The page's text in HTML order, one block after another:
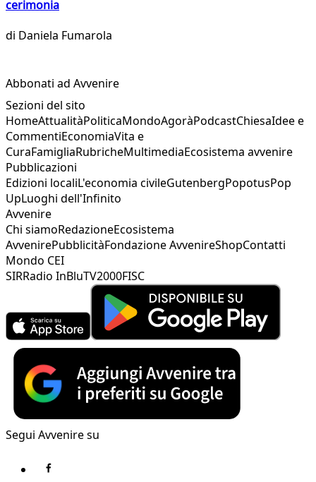
cerimonia
di Daniela Fumarola
Abbonati ad Avvenire
Sezioni del sito
HomeAttualitàPoliticaMondoAgoràPodcastChiesaIdee e
CommentiEconomiaVita e
CuraFamigliaRubricheMultimediaEcosistema avvenire
Pubblicazioni
Edizioni localiL'economia civileGutenbergPopotusPop
UpLuoghi dell'Infinito
Avvenire
Chi siamoRedazioneEcosistema
AvvenirePubblicitàFondazione AvvenireShopContatti
Mondo CEI
SIRRadio InBluTV2000FISC
Segui Avvenire su